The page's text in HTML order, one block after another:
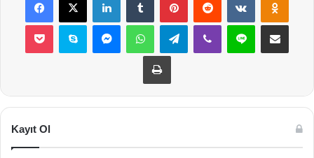
Pocket Skype MessengerWhatsAppTelegramViber Line E-Posta ile
Yazdır
Kayıt Ol